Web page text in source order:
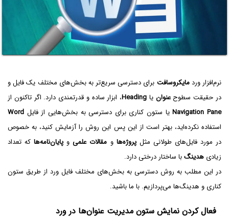
نرم‌افزار وردمایکروسافت برای دسترسی سریع‌تر به بخش‌های مختلف یک فایل و
در حقیقت سطوحعنوان یا Heading، ابزار ساده و قدرتمندی دارد. اگر تاکنون از
Navigation Pane‌یا ستون کناری برای دسترسی به بخش‌هایی از فایل Word
استفاده نکرده‌اید، بهتر است از این پس این روش را آزمایش کنید، به خصوص
در مورد فایل‌های طولانی مثلپروژه‌ها و مقالات علمیو پایان‌نامه‌هاکه تعداد
زیادی هدینگبا ساختار درختی دارد.
در این مطلب به روش دسترسی به بخش‌های مختلف فایل ورد از طریق ستون
کناری و هدینگ‌ها می‌پردازیم. با ما باشید.
فعال کردن نمایش ستون مدیریت عنوان‌ها در ورد